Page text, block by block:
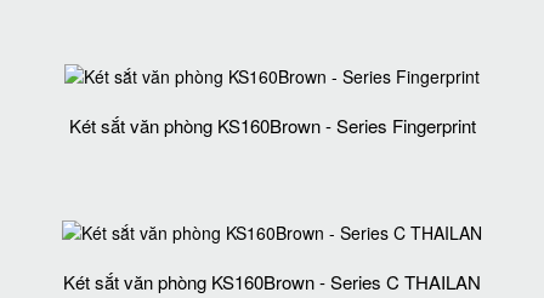
Két sắt văn phòng KS160Brown - Series Fingerprint
Két sắt văn phòng KS160Brown - Series C THAILAN